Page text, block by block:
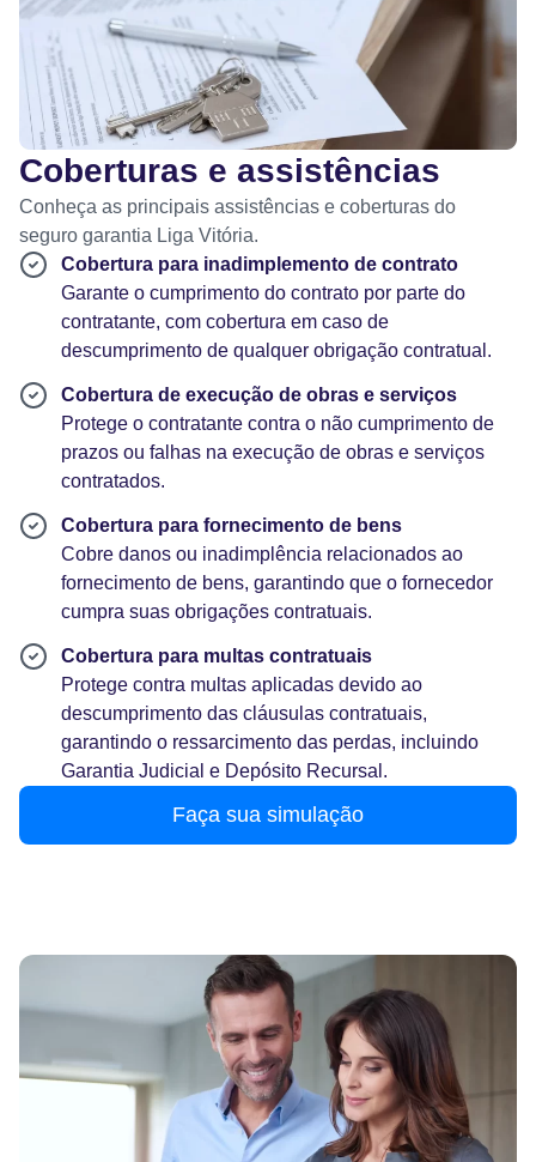
Coberturas e assistências
Conheça as principais assistências e coberturas do
seguro garantia Liga Vitória.
Cobertura para inadimplemento de contrato
Garante o cumprimento do contrato por parte do
contratante, com cobertura em caso de
descumprimento de qualquer obrigação contratual.
Cobertura de execução de obras e serviços
Protege o contratante contra o não cumprimento de
prazos ou falhas na execução de obras e serviços
contratados.
Cobertura para fornecimento de bens
Cobre danos ou inadimplência relacionados ao
fornecimento de bens, garantindo que o fornecedor
cumpra suas obrigações contratuais.
Cobertura para multas contratuais
Protege contra multas aplicadas devido ao
descumprimento das cláusulas contratuais,
garantindo o ressarcimento das perdas, incluindo
Garantia Judicial e Depósito Recursal.
Faça sua simulação